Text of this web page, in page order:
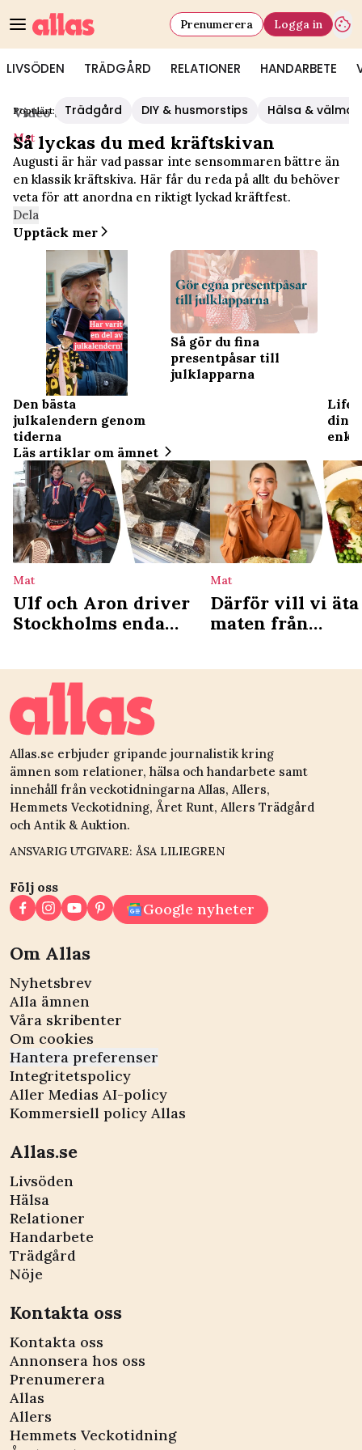
LIVSÖDEN TRÄDGÅRD RELATIONER HANDARBETE
Prenumerera Logga in
Populärt: Trädgård DIY & husmorstips Hälsa &
Video Start/Mat
Mat
Så lyckas du med kräftskivan
Augusti är här vad passar inte sensommaren bättre än
en klassik kräftskiva. Här får du reda på allt du behöver
veta för att anordna en riktigt lyckad kräftfest.
Dela
Upptäck mer
Den bästa
julkalendern genom
tiderna
Så gör du fina
presentpåsar till
julklapparna
din
Läs artiklar om ämnet
Mat
Ulf och Aron driver
Stockholms enda
det som en
kulturgärning”
Mat
Därför vill vi äta
maten från
studie förklarar
Allas.se erbjuder gripande journalistik kring
ämnen som relationer, hälsa och handarbete samt
innehåll från veckotidningarna Allas, Allers,
Hemmets Veckotidning, Året Runt, Allers Trädgård
och Antik & Auktion.
ANSVARIG UTGIVARE: ÅSA LILIEGREN
Följ oss
Google nyheter
Om Allas
Nyhetsbrev
Alla ämnen
Våra skribenter
Om cookies
Hantera preferenser
Integritetspolicy
Aller Medias AI-policy
Kommersiell policy Allas
Allas.se
Livsöden
Hälsa
Relationer
Handarbete
Trädgård
Nöje
Kontakta oss
Kontakta oss
Annonsera hos oss
Prenumerera
Allas
Allers
Hemmets Veckotidning